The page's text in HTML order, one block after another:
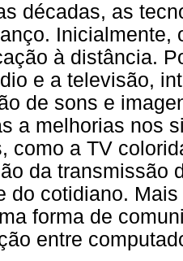
décadas, as
Inicialmente,
à distância.
e a televisão,
de sons e
a melhorias nos
como a TV
da transmissão
do cotidiano.
forma de
entre